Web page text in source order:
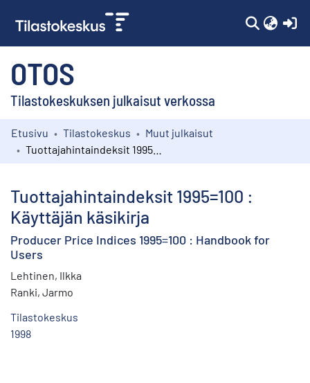
OTOS
Tilastokeskuksen julkaisut verkossa
Kokoelmat
Etusivu Tilastokeskus
Muut julkaisut
Tuottajahintaindeksit 1995=100 :
Käyttäjän käsikirja
Producer Price Indices 1995=100 : Handbook for
Users
Lehtinen, Ilkka
Ranki, Jarmo
Tilastokeskus
1998